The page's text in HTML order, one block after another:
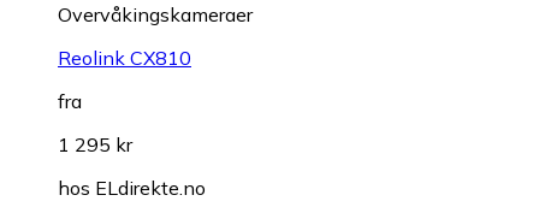
Overvåkings­kameraer
Reolink CX810
fra
1 295 kr
hos ELdirekte.no